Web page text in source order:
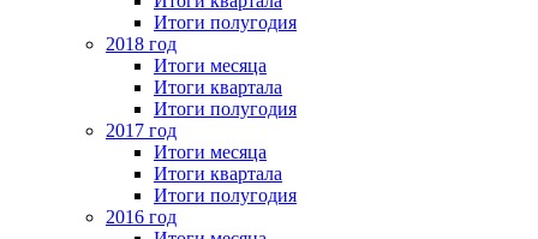
Итоги полугодия
2018 год
Итоги месяца
Итоги квартала
Итоги полугодия
2017 год
Итоги месяца
Итоги квартала
Итоги полугодия
2016 год